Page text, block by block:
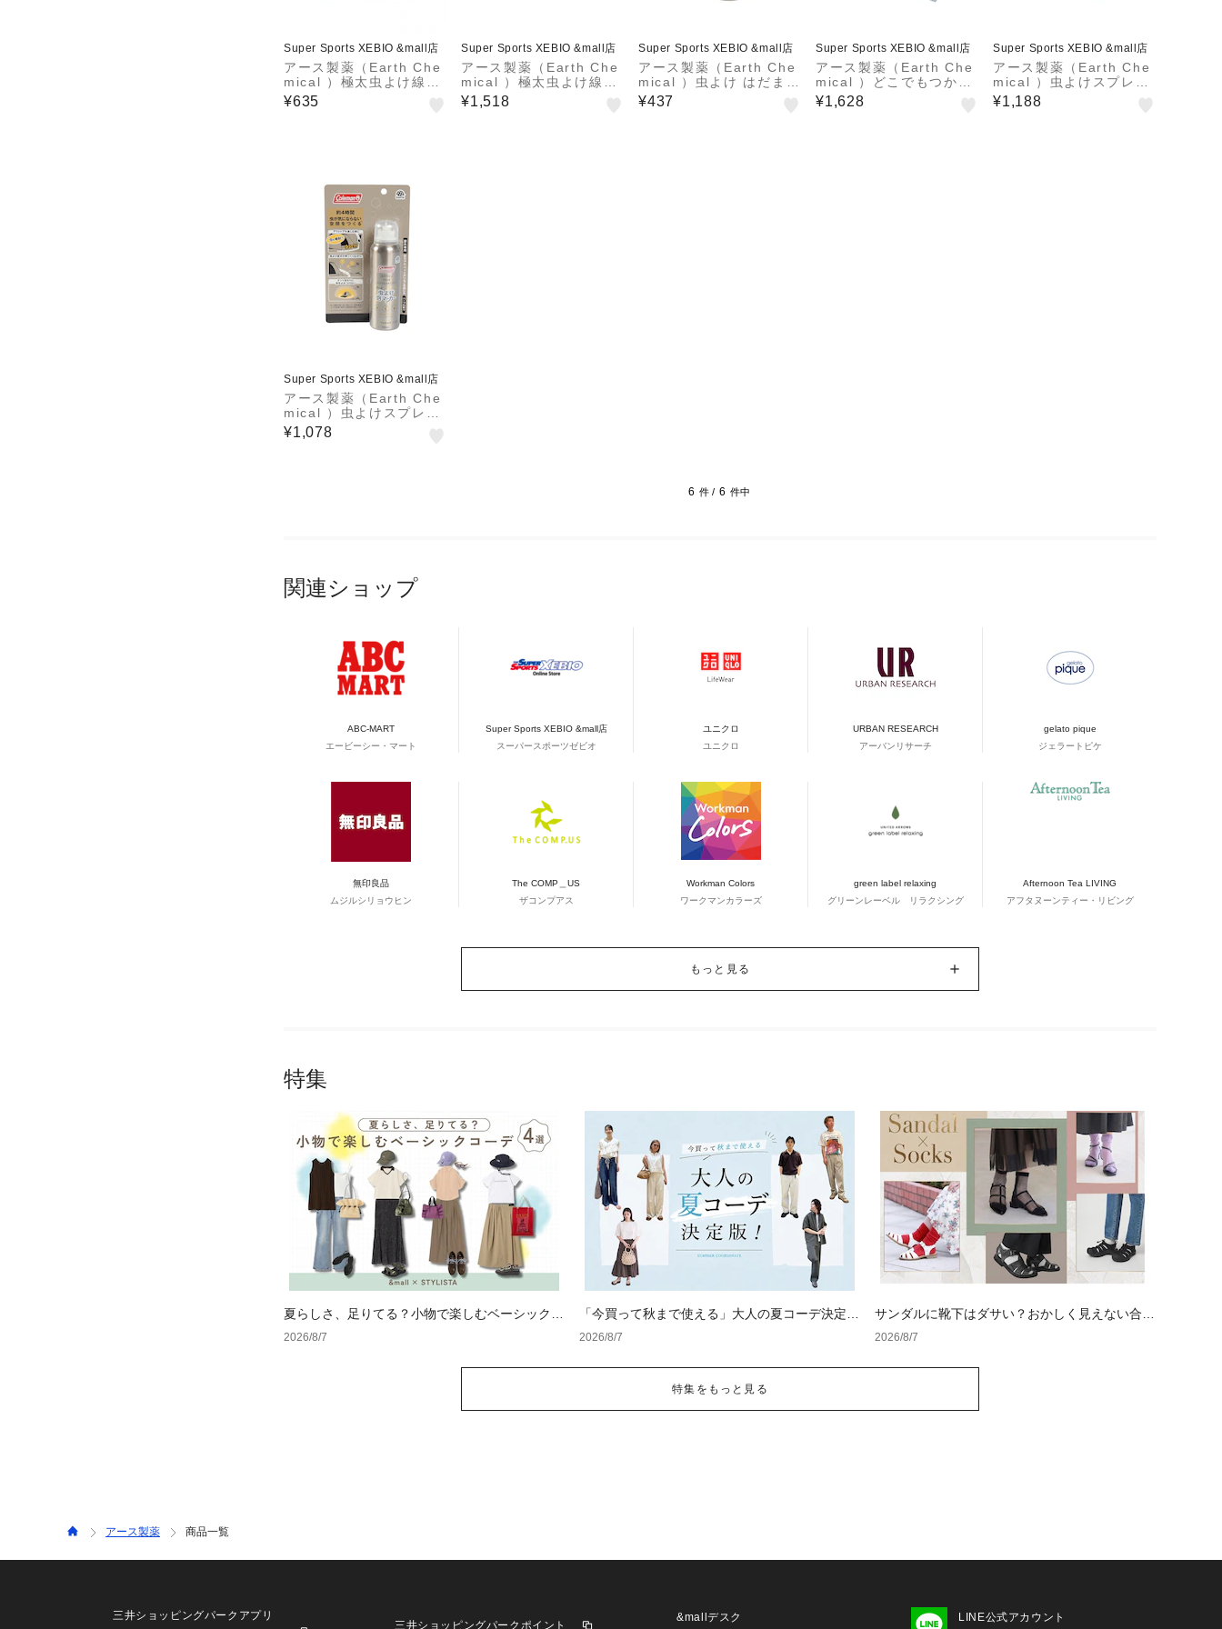
Super Sports XEBIO &mall店
アース製薬（Earth Che
mical ）極太虫よけ線香
吊り下げ式線香皿 コール
マン コラボ フック付き
¥635
Super Sports XEBIO &mall店
アース製薬（Earth Che
mical ）極太虫よけ線香
10巻箱入 吊り下げ式線
香皿付 コールマンコラボ
¥1,518
Super Sports XEBIO &mall店
アース製薬（Earth Che
mical ）虫よけ はだまも
ミスト コールマン 60mL
弱酸性 コンパクト 持ち
¥437
Super Sports XEBIO &mall店
アース製薬（Earth Che
mical ）どこでもつかえ
るアースノーマット コー
ルマン コラボ 180日用
¥1,628
Super Sports XEBIO &mall店
アース製薬（Earth Che
mical ）虫よけスプレー
ヤブ蚊よけ1プッシュ式
スプレー 120プッシュ分
¥1,188
Super Sports XEBIO &mall店
アース製薬（Earth Che
mical ）虫よけスプレー
虫よけ泡マーカー150ml
コールマン コラボ 虫よ
¥1,078
6 件 / 6 件中
関連ショップ
ABC-MART
エービーシー・マート
Super Sports XEBIO &mall店
スーパースポーツゼビオ
ユニクロ
ユニクロ
URBAN RESEARCH
アーバンリサーチ
gelato pique
ジェラートピケ
無印良品
ムジルシリョウヒン
The COMP＿US
ザコンプアス
Workman Colors
ワークマンカラーズ
green label relaxing
グリーンレーベル リラクシング
Afternoon Tea LIVING
アフタヌーンティー・リビング
もっと見る
特集
夏らしさ、足りてる？小物で楽しむベーシックコ
ーデ4選
2026/8/7
「今買って秋まで使える」大人の夏コーデ決定
版！男女別正解スタイルとNGな着こなし
2026/8/7
サンダルに靴下はダサい？おかしく見えない合わ
せ方の黄金法則と男女別おすすめコーデ
2026/8/7
特集をもっと見る
アース製薬 商品一覧
三井ショッピングパークアプリ
三井ショッピングパークポイント
&mallデスク LINE公式アカウント